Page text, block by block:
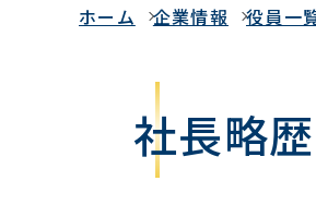
ホーム 企業情報 役員一
社長略